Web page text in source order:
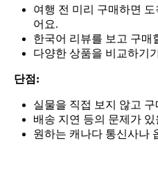
여행 전 미리 구매하면
어요.
한국어 리뷰를 보고 구매
다양한 상품을 비교하기
단점:
실물을 직접 보지 않고
배송 지연 등의 문제가
원하는 캐나다 통신사나